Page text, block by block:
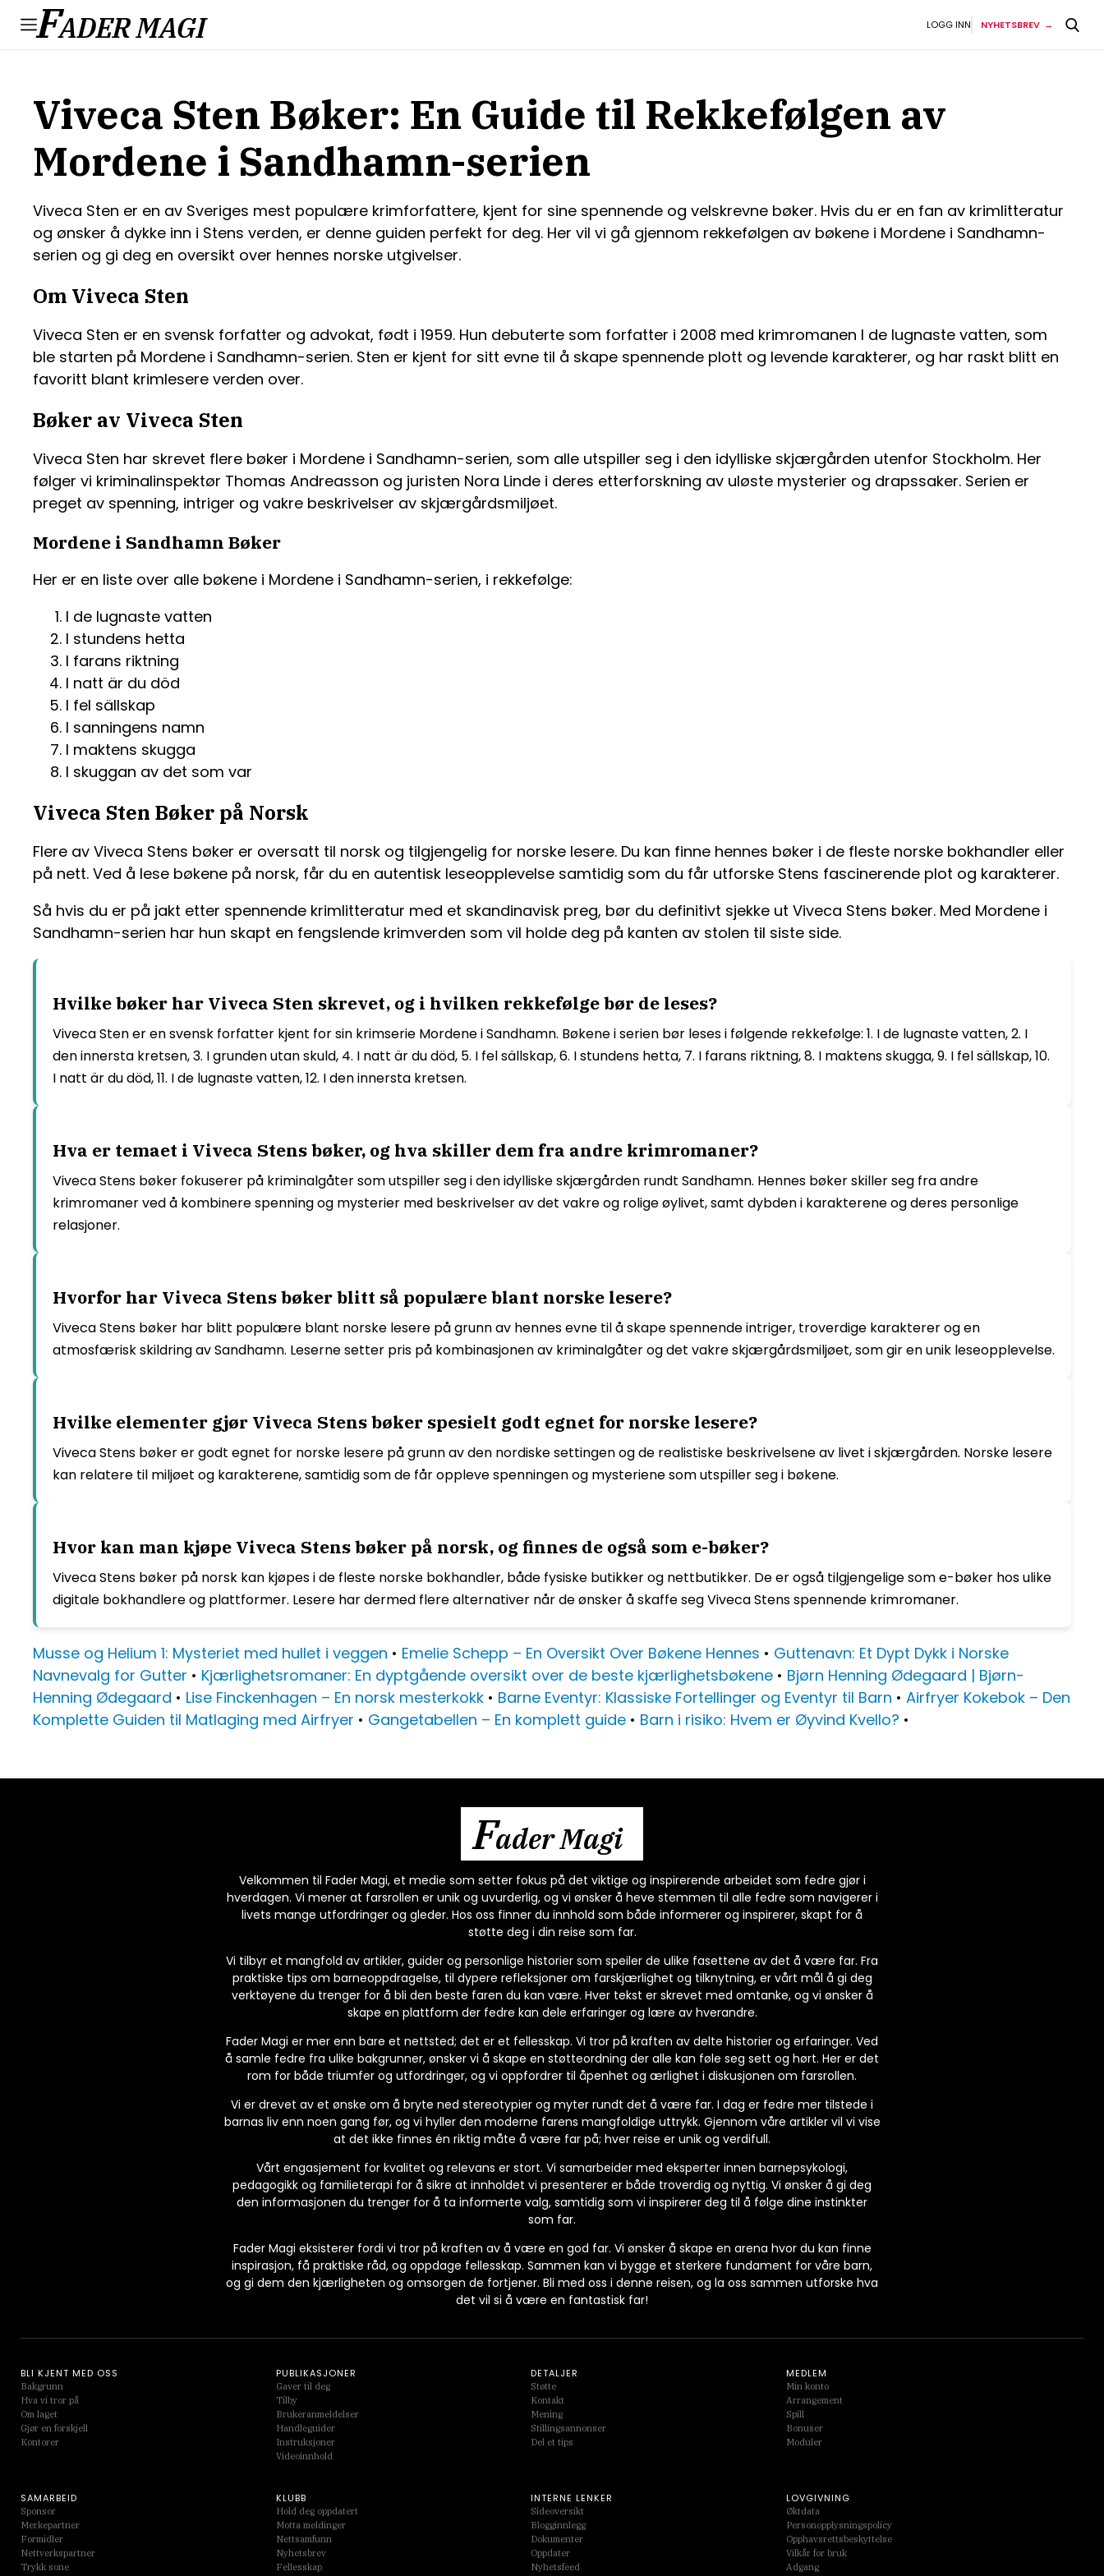
FADER MAGI LOGG INN NYHETSBREV
Viveca Sten Bøker: En Guide til Rekkefølgen av
Mordene i Sandhamn-serien
Viveca Sten er en av Sveriges mest populære krimforfattere, kjent for sine spennende og velskrevne bøker. Hvis du er en fan av krimlitteratur
og ønsker å dykke inn i Stens verden, er denne guiden perfekt for deg. Her vil vi gå gjennom rekkefølgen av bøkene i Mordene i Sandhamn-
serien og gi deg en oversikt over hennes norske utgivelser.
Om Viveca Sten
Viveca Sten er en svensk forfatter og advokat, født i 1959. Hun debuterte som forfatter i 2008 med krimromanen I de lugnaste vatten, som
ble starten på Mordene i Sandhamn-serien. Sten er kjent for sitt evne til å skape spennende plott og levende karakterer, og har raskt blitt en
favoritt blant krimlesere verden over.
Bøker av Viveca Sten
Viveca Sten har skrevet flere bøker i Mordene i Sandhamn-serien, som alle utspiller seg i den idylliske skjærgården utenfor Stockholm. Her
følger vi kriminalinspektør Thomas Andreasson og juristen Nora Linde i deres etterforskning av uløste mysterier og drapssaker. Serien er
preget av spenning, intriger og vakre beskrivelser av skjærgårdsmiljøet.
Mordene i Sandhamn Bøker
Her er en liste over alle bøkene i Mordene i Sandhamn-serien, i rekkefølge:
I de lugnaste vatten
I stundens hetta
I farans riktning
I natt är du död
I fel sällskap
I sanningens namn
I maktens skugga
I skuggan av det som var
Viveca Sten Bøker på Norsk
Flere av Viveca Stens bøker er oversatt til norsk og tilgjengelig for norske lesere. Du kan finne hennes bøker i de fleste norske bokhandler eller
på nett. Ved å lese bøkene på norsk, får du en autentisk leseopplevelse samtidig som du får utforske Stens fascinerende plot og karakterer.
Så hvis du er på jakt etter spennende krimlitteratur med et skandinavisk preg, bør du definitivt sjekke ut Viveca Stens bøker. Med Mordene i
Sandhamn-serien har hun skapt en fengslende krimverden som vil holde deg på kanten av stolen til siste side.
Hvilke bøker har Viveca Sten skrevet, og i hvilken rekkefølge bør de leses?
Viveca Sten er en svensk forfatter kjent for sin krimserie Mordene i Sandhamn. Bøkene i serien bør leses i følgende rekkefølge: 1. I de lugnaste vatten, 2. I
den innersta kretsen, 3. I grunden utan skuld, 4. I natt är du död, 5. I fel sällskap, 6. I stundens hetta, 7. I farans riktning, 8. I maktens skugga, 9. I fel sällskap, 10.
I natt är du död, 11. I de lugnaste vatten, 12. I den innersta kretsen.
Hva er temaet i Viveca Stens bøker, og hva skiller dem fra andre krimromaner?
Viveca Stens bøker fokuserer på kriminalgåter som utspiller seg i den idylliske skjærgården rundt Sandhamn. Hennes bøker skiller seg fra andre
krimromaner ved å kombinere spenning og mysterier med beskrivelser av det vakre og rolige øylivet, samt dybden i karakterene og deres personlige
relasjoner.
Hvorfor har Viveca Stens bøker blitt så populære blant norske lesere?
Viveca Stens bøker har blitt populære blant norske lesere på grunn av hennes evne til å skape spennende intriger, troverdige karakterer og en
atmosfærisk skildring av Sandhamn. Leserne setter pris på kombinasjonen av kriminalgåter og det vakre skjærgårdsmiljøet, som gir en unik leseopplevelse.
Hvilke elementer gjør Viveca Stens bøker spesielt godt egnet for norske lesere?
Viveca Stens bøker er godt egnet for norske lesere på grunn av den nordiske settingen og de realistiske beskrivelsene av livet i skjærgården. Norske lesere
kan relatere til miljøet og karakterene, samtidig som de får oppleve spenningen og mysteriene som utspiller seg i bøkene.
Hvor kan man kjøpe Viveca Stens bøker på norsk, og finnes de også som e-bøker?
Viveca Stens bøker på norsk kan kjøpes i de fleste norske bokhandler, både fysiske butikker og nettbutikker. De er også tilgjengelige som e-bøker hos ulike
digitale bokhandlere og plattformer. Lesere har dermed flere alternativer når de ønsker å skaffe seg Viveca Stens spennende krimromaner.
Musse og Helium 1: Mysteriet med hullet i veggen • Emelie Schepp – En Oversikt Over Bøkene Hennes • Guttenavn: Et Dypt Dykk i Norske
Navnevalg for Gutter • Kjærlighetsromaner: En dyptgående oversikt over de beste kjærlighetsbøkene • Bjørn Henning Ødegaard | Bjørn-
Henning Ødegaard • Lise Finckenhagen – En norsk mesterkokk • Barne Eventyr: Klassiske Fortellinger og Eventyr til Barn • Airfryer Kokebok – Den
Komplette Guiden til Matlaging med Airfryer • Gangetabellen – En komplett guide • Barn i risiko: Hvem er Øyvind Kvello? •
Fader Magi
Velkommen til Fader Magi, et medie som setter fokus på det viktige og inspirerende arbeidet som fedre gjør i
hverdagen. Vi mener at farsrollen er unik og uvurderlig, og vi ønsker å heve stemmen til alle fedre som navigerer i
livets mange utfordringer og gleder. Hos oss finner du innhold som både informerer og inspirerer, skapt for å
støtte deg i din reise som far.
Vi tilbyr et mangfold av artikler, guider og personlige historier som speiler de ulike fasettene av det å være far. Fra
praktiske tips om barneoppdragelse, til dypere refleksjoner om farskjærlighet og tilknytning, er vårt mål å gi deg
verktøyene du trenger for å bli den beste faren du kan være. Hver tekst er skrevet med omtanke, og vi ønsker å
skape en plattform der fedre kan dele erfaringer og lære av hverandre.
Fader Magi er mer enn bare et nettsted; det er et fellesskap. Vi tror på kraften av delte historier og erfaringer. Ved
å samle fedre fra ulike bakgrunner, ønsker vi å skape en støtteordning der alle kan føle seg sett og hørt. Her er det
rom for både triumfer og utfordringer, og vi oppfordrer til åpenhet og ærlighet i diskusjonen om farsrollen.
Vi er drevet av et ønske om å bryte ned stereotypier og myter rundt det å være far. I dag er fedre mer tilstede i
barnas liv enn noen gang før, og vi hyller den moderne farens mangfoldige uttrykk. Gjennom våre artikler vil vi vise
at det ikke finnes én riktig måte å være far på; hver reise er unik og verdifull.
Vårt engasjement for kvalitet og relevans er stort. Vi samarbeider med eksperter innen barnepsykologi,
pedagogikk og familieterapi for å sikre at innholdet vi presenterer er både troverdig og nyttig. Vi ønsker å gi deg
den informasjonen du trenger for å ta informerte valg, samtidig som vi inspirerer deg til å følge dine instinkter
som far.
Fader Magi eksisterer fordi vi tror på kraften av å være en god far. Vi ønsker å skape en arena hvor du kan finne
inspirasjon, få praktiske råd, og oppdage fellesskap. Sammen kan vi bygge et sterkere fundament for våre barn,
og gi dem den kjærligheten og omsorgen de fortjener. Bli med oss i denne reisen, og la oss sammen utforske hva
det vil si å være en fantastisk far!
BLI KJENT MED OSS
Bakgrunn
Hva vi tror på
Om laget
Gjør en forskjell
Kontorer
PUBLIKASJONER
Gaver til deg
Tilby
Brukeranmeldelser
Handleguider
Instruksjoner
Videoinnhold
DETALJER
Støtte
Kontakt
Mening
Stillingsannonser
Del et tips
MEDLEM
Min konto
Arrangement
Spill
Bonuser
Moduler
SAMARBEID
Sponsor
Merkepartner
Formidler
Nettverkspartner
Trykk sone
KLUBB
Hold deg oppdatert
Motta meldinger
Nettsamfunn
Nyhetsbrev
Fellesskap
INTERNE LENKER
Sideoversikt
Blogginnlegg
Dokumenter
Oppdater
Nyhetsfeed
LOVGIVNING
Øktdata
Personopplysningspolicy
Opphavsrettsbeskyttelse
Vilkår for bruk
Adgang